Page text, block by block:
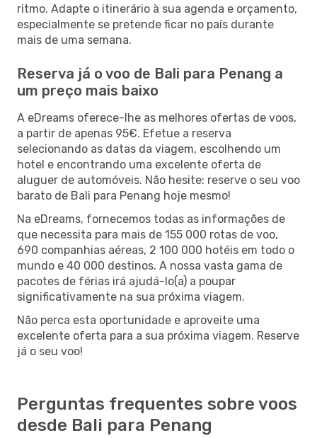
ritmo. Adapte o itinerário à sua agenda e orçamento,
especialmente se pretende ficar no país durante
mais de uma semana.
Reserva já o voo de Bali para Penang a
um preço mais baixo
A eDreams oferece-lhe as melhores ofertas de voos,
a partir de apenas 95€. Efetue a reserva
selecionando as datas da viagem, escolhendo um
hotel e encontrando uma excelente oferta de
aluguer de automóveis. Não hesite: reserve o seu voo
barato de Bali para Penang hoje mesmo!
Na eDreams, fornecemos todas as informações de
que necessita para mais de 155 000 rotas de voo,
690 companhias aéreas, 2 100 000 hotéis em todo o
mundo e 40 000 destinos. A nossa vasta gama de
pacotes de férias irá ajudá-lo(a) a poupar
significativamente na sua próxima viagem.
Não perca esta oportunidade e aproveite uma
excelente oferta para a sua próxima viagem. Reserve
já o seu voo!
Perguntas frequentes sobre voos
desde Bali para Penang